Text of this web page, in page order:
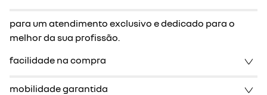
para um atendimento exclusivo e dedicado para o
melhor da sua profissão.
facilidade na compra
mobilidade garantida